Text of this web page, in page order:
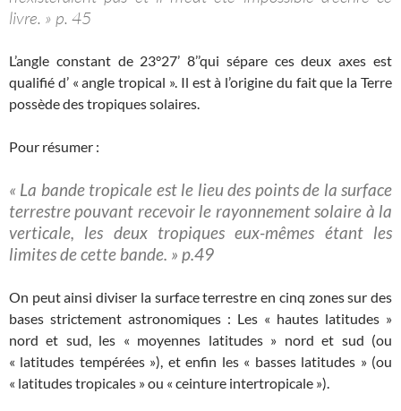
livre. » p. 45
L’angle constant de 23°27’ 8’’qui sépare ces deux axes est
qualifié d’ « angle tropical ». Il est à l’origine du fait que la Terre
possède des tropiques solaires.
Pour résumer :
« La bande tropicale est le lieu des points de la surface
terrestre pouvant recevoir le rayonnement solaire à la
verticale, les deux tropiques eux-mêmes étant les
limites de cette bande. » p.49
On peut ainsi diviser la surface terrestre en cinq zones sur des
bases strictement astronomiques : Les « hautes latitudes »
nord et sud, les « moyennes latitudes » nord et sud (ou
« latitudes tempérées »), et enfin les « basses latitudes » (ou
« latitudes tropicales » ou « ceinture intertropicale »).